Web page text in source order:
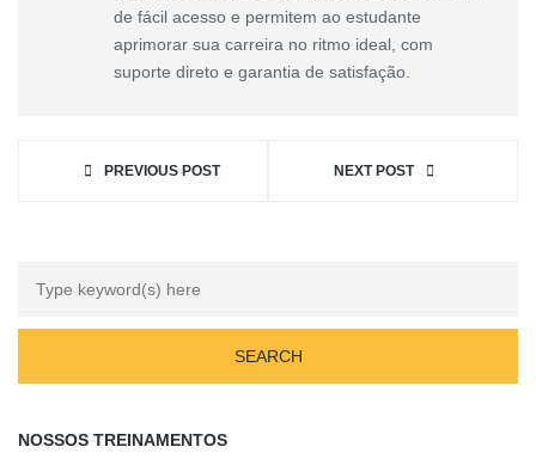
de fácil acesso e permitem ao estudante
aprimorar sua carreira no ritmo ideal, com
suporte direto e garantia de satisfação.
PREVIOUS POST NEXT POST
NOSSOS TREINAMENTOS